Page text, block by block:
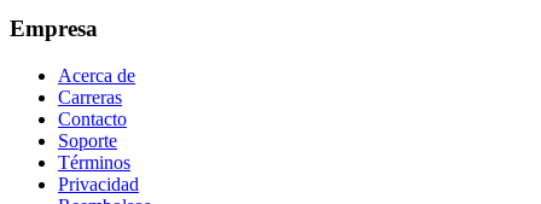
Empresa
Acerca de
Carreras
Contacto
Soporte
Términos
Privacidad